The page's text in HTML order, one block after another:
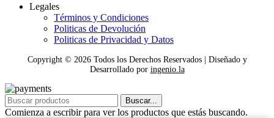
Legales
Términos y Condiciones
Politicas de Devolución
Politicas de Privacidad y Datos
Copyright © 2026Todos los Derechos Reservados | Diseñado y
Desarrollado por ingenio.la
Buscar...
Comienza a escribir para ver los productos que estás buscando.